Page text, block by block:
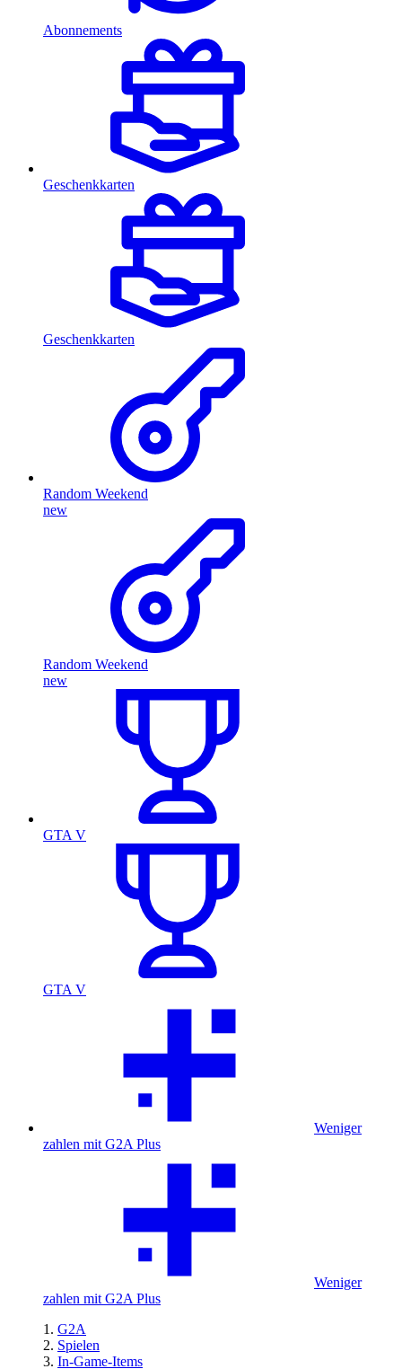
Abonnements
Geschenkkarten
Geschenkkarten
Random Weekend
new
Random Weekend
new
GTA V
GTA V
Weniger
zahlen mit G2A Plus
Weniger
zahlen mit G2A Plus
G2A
Spielen
In-Game-Items